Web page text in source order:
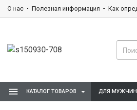
О нас Полезная информация Как
КАТАЛОГ ТОВАРОВ ДЛЯ МУЖЧИН